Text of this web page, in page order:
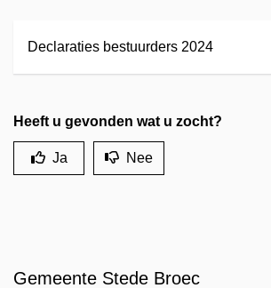
Declaraties bestuurders 2024
Heeft u gevonden wat u zocht?
Ja Nee
Gemeente Stede Broec